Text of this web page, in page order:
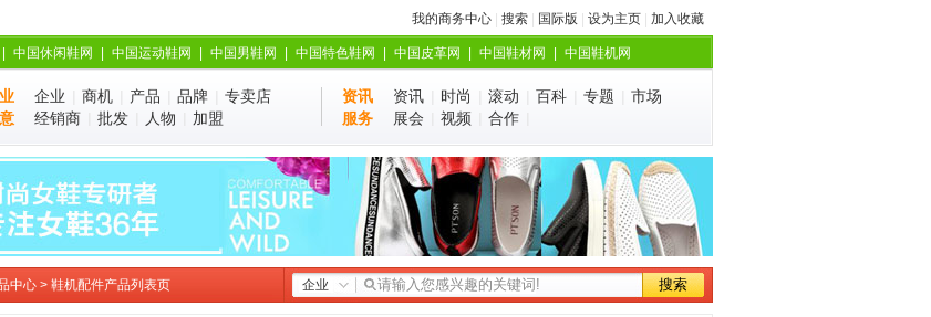
我的商务中心 搜索 国际版 设为主页 加入收藏
中国休闲鞋网 中国运动鞋网 中国男鞋网 中国特色鞋网 中国皮革网 中国鞋材网 中国鞋机网
企业 商机 产品 品牌
专卖店
经销商
批发 人物 加盟
资讯
服务
资讯 时尚 滚动 百科 专题
市场
展会
视频 合作
中心 > 鞋机配件产品列表页 企业